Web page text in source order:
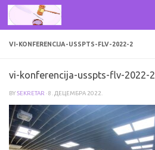
Skip to content
VI-KONFERENCIJA-USSPTS-FLV-2022-2
vi-konferencija-usspts-flv-2022-2
BYSEKRETAR ·8. ДЕЦЕМБРА 2022.